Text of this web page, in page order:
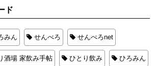
ド
みん せんべろ せんべろnet
酒場 家飲み手帖 ひとり飲み ひろみん